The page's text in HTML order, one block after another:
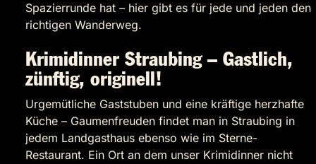
Spazierrunde hat – hier gibt es für jede und jeden den
richtigen Wanderweg.
Krimidinner Straubing – Gastlich,
zünftig, originell!
Urgemütliche Gaststuben und eine kräftige herzhafte
Küche – Gaumenfreuden findet man in Straubing in
jedem Landgasthaus ebenso wie im Sterne-
Restaurant. Ein Ort an dem unser Krimidinner nicht